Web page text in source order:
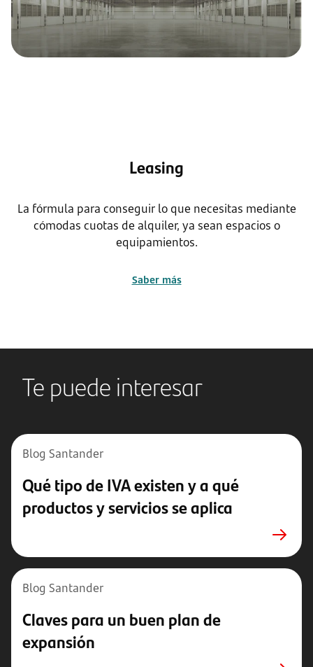
Leasing
La fórmula para conseguir lo que necesitas mediante
cómodas cuotas de alquiler, ya sean espacios o
equipamientos.
Saber más
Te puede interesar
Blog Santander
Qué tipo de IVA existen y a qué
productos y servicios se aplica
Blog Santander
Claves para un buen plan de
expansión